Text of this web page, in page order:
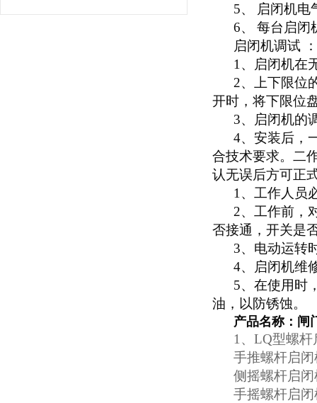
5、
启闭机电
6、
每台启闭
启闭机调试
：
1 、启闭机在
2、上下限位
开时，将下限位
3、启闭机的
4、安装后，
合技术要求。二
认无误后方可正
1 、工作人员
2、工作前，
否接通，开关是
3、电动运转
4、启闭机维
5、在使用时
油，以防锈蚀。
产品名称： 闸
1 、 LQ型螺杆
手推螺杆启
侧摇螺杆启
手摇螺杆启